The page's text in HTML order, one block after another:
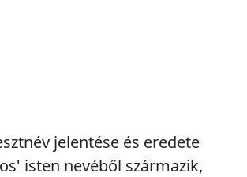
jelentése és eredete
isten nevéből származik,